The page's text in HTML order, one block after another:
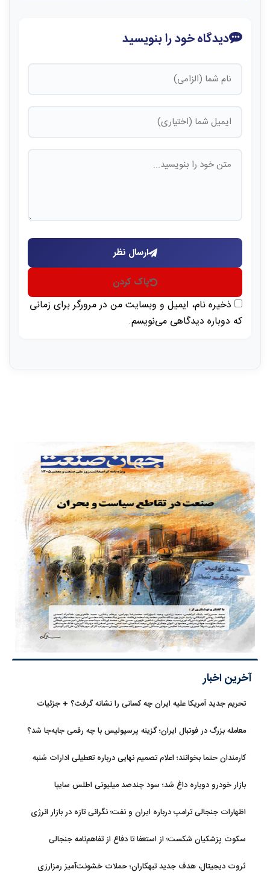
دیدگاه خود را بنویسید
ارسال نظر
پاک کردن
ذخیره نام، ایمیل و وبسایت من در مرورگر برای زمانی
که دوباره دیدگاهی می‌نویسم.
آخرین اخبار
تحریم جدید آمریکا علیه ایران چه کسانی را نشانه گرفت؟ + جزئیات
معامله بزرگ در فوتبال ایران؛ گزینه پرسپولیس با چه رقمی جابه‌جا شد؟
کارمندان حتما بخوانند؛ اعلام تصمیم نهایی درباره تعطیلی ادارات شنبه
بازار خودرو دوباره داغ شد؛ سود چندصد میلیونی اطلس سایپا
اظهارات جنجالی ترامپ درباره ایران و نفت؛ نگرانی تازه در بازار انرژی
سکوت پزشکیان شکست؛ از استعفا تا دفاع از تفاهم‌نامه جنجالی
ثروت دیجیتال، هدف جدید تبهکاران؛ حملات خشونت‌آمیز رمزارزی